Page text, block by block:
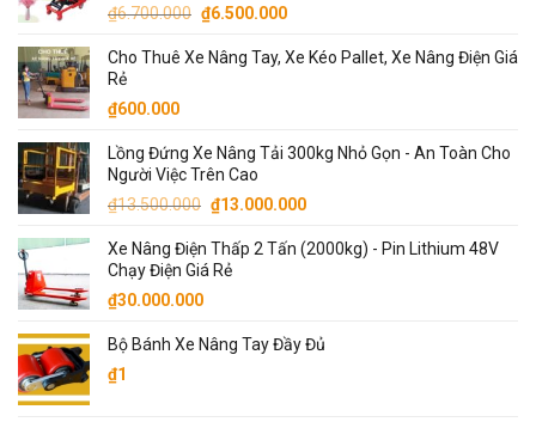
₫6.700.000 Giá
là:
₫6.500.000Giá
tại
Cho Thuê Xe Nâng Tay, Xe Kéo Pallet, Xe Nâng Điện Giá
Rẻ
₫600.000
Lồng Đứng Xe Nâng Tải 300kg Nhỏ Gọn - An Toàn Cho
Người Việc Trên Cao
₫13.500.000 Giá
là:
₫13.500.000.
₫13.000.000Giá
tại
Xe Nâng Điện Thấp 2 Tấn (2000kg) - Pin Lithium 48V
Chạy Điện Giá Rẻ
₫30.000.000
Bộ Bánh Xe Nâng Tay Đầy Đủ
₫1